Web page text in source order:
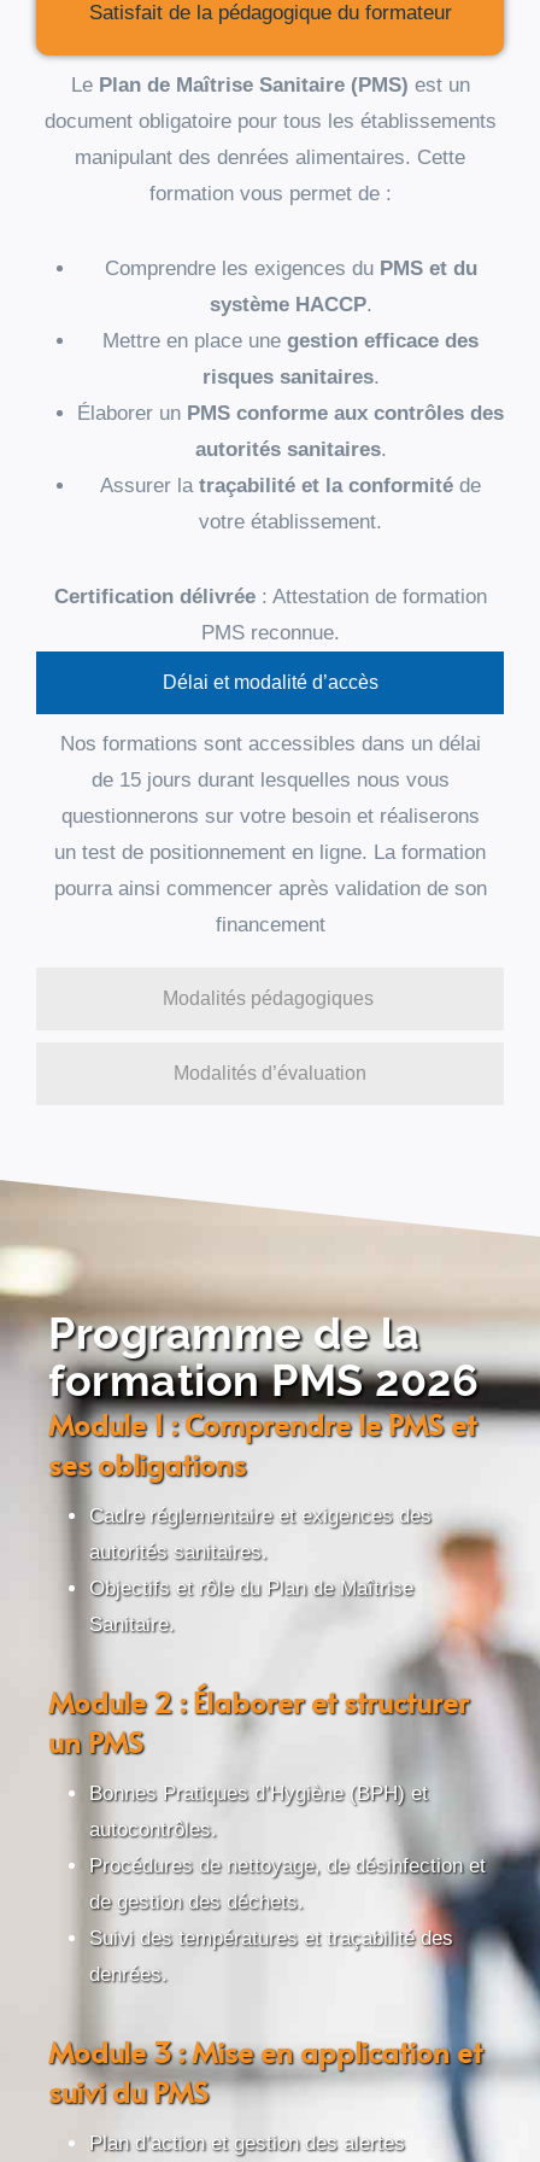
Satisfait de la pédagogique du formateur
Le Plan de Maîtrise Sanitaire (PMS) est un
document obligatoire pour tous les établissements
manipulant des denrées alimentaires. Cette
formation vous permet de :
Comprendre les exigences du PMS et du
système HACCP.
Mettre en place une gestion efficace des
risques sanitaires.
Élaborer un PMS conforme aux contrôles des
autorités sanitaires.
Assurer la traçabilité et la conformité de
votre établissement.
Certification délivrée: Attestation de formation
PMS reconnue.
Délai et modalité d’accès
Modalités pédagogiques
Modalités d’évaluation
Nos formations sont accessibles dans un délai
de 15 jours durant lesquelles nous vous
questionnerons sur votre besoin et réaliserons
un test de positionnement en ligne. La formation
pourra ainsi commencer après validation de son
financement
Programme de la
formation PMS 2026
Module 1 : Comprendre le PMS et
ses obligations
Cadre réglementaire et exigences des
autorités sanitaires.
Objectifs et rôle du Plan de Maîtrise
Sanitaire.
Module 2 : Élaborer et structurer
un PMS
Bonnes Pratiques d’Hygiène (BPH) et
autocontrôles.
Procédures de nettoyage, de désinfection et
de gestion des déchets.
Suivi des températures et traçabilité des
denrées.
Module 3 : Mise en application et
suivi du PMS
Plan d’action et gestion des alertes